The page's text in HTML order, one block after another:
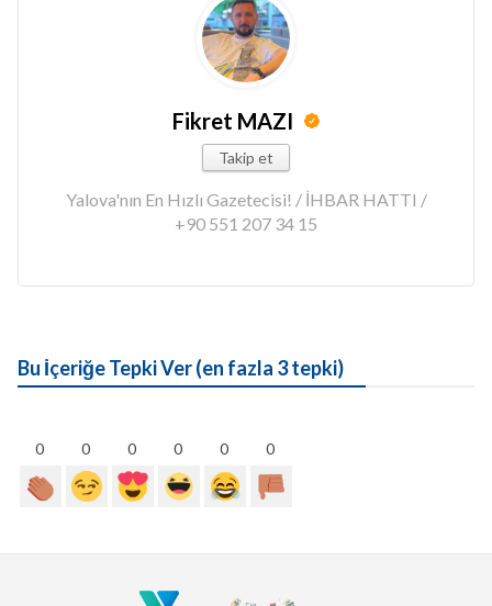
Fikret MAZI
Takip et
Yalova'nın En Hızlı Gazetecisi! / İHBAR HATTI /
+90 551 207 34 15
Bu İçeriğe Tepki Ver (en fazla 3 tepki)
0 0 0 0 0 0